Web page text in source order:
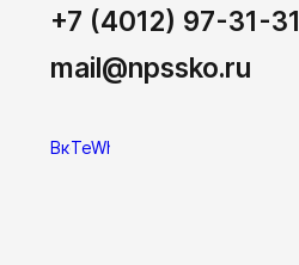
+7 (4012) 97-31-31
mail@npssko.ru